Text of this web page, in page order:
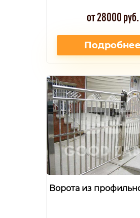
от 28000 руб.
Подробнее
Ворота из